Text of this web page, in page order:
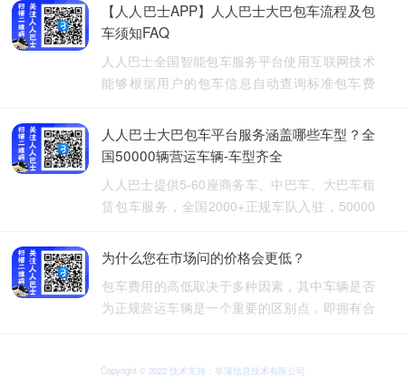
【人人巴士APP】人人巴士大巴包车流程及包
车须知FAQ
人人巴士全国智能包车服务平台使用互联网技术
能够根据用户的包车信息自动查询标准包车费
车、长期包车、接送飞机、厂班车、校车、婚庆
租车等包车带司机服务。
人人巴士大巴包车平台服务涵盖哪些车型？全
国50000辆营运车辆-车型齐全
人人巴士提供5-60座商务车、中巴车、大巴车租
赁包车服务，全国2000+正规车队入驻，50000
行更安全
为什么您在市场问的价格会更低？
包车费用的高低取决于多种因素，其中车辆是否
为正规营运车辆是一个重要的区别点，即拥有合
可能会提供较低的包车费用，因为它们不需要承
Copyright © 2022 技术支持：牟溪信息技术有限公司